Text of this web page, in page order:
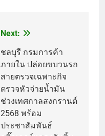
Next:
ชลบุรี กรมการค้า
ภายใน ปล่อยขบวนรถ
สายตรวจเฉพาะกิจ
ตรวจหัวจ่ายน้ำมัน
ช่วงเทศกาลสงกรานต์
2568 พร้อม
ประชาสัมพันธ์